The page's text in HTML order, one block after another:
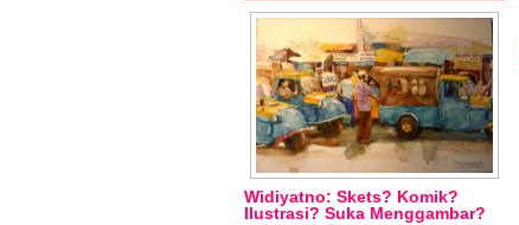
Widiyatno: Skets? Komik?
Ilustrasi? Suka Menggambar?